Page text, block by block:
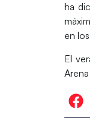
ha
en
El